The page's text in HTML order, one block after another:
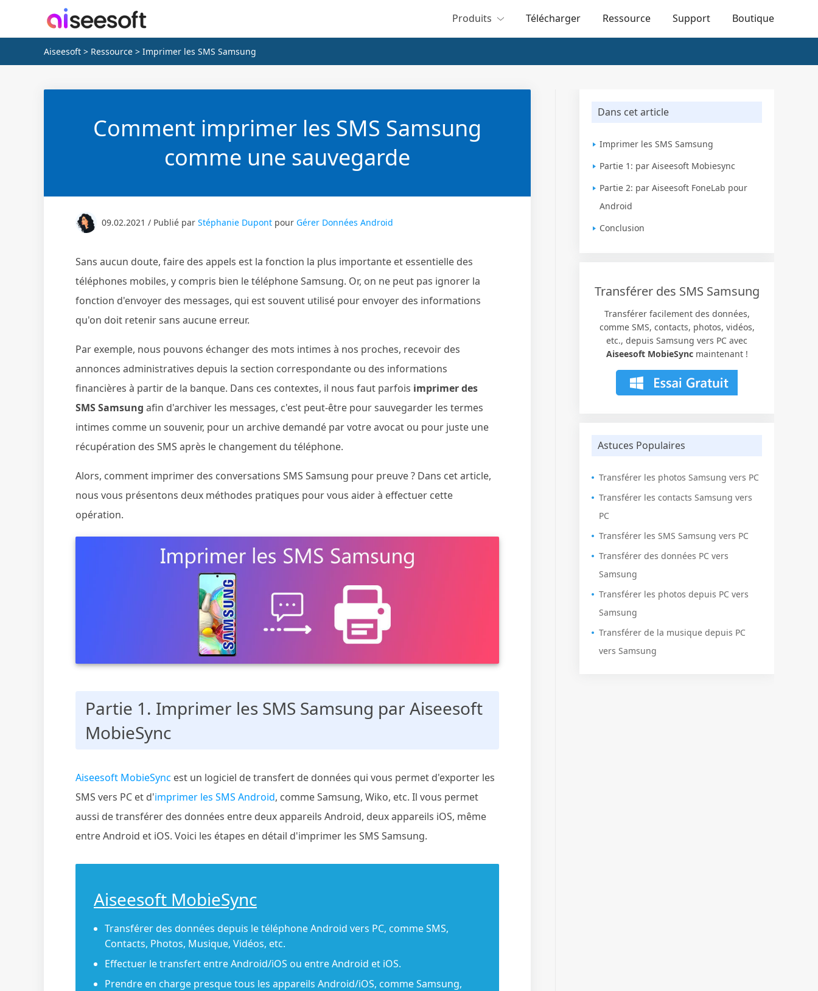
Produits Télécharger Ressource Support Boutique
Aiseesoft > Ressource > Imprimer les SMS Samsung
Dans cet article
Imprimer les SMS Samsung
Partie 1: par Aiseesoft Mobiesync
Partie 2: par Aiseesoft FoneLab pour
Android
Conclusion
Transférer des SMS Samsung
Transférer facilement des données,
comme SMS, contacts, photos, vidéos,
etc., depuis Samsung vers PC avec
Aiseesoft MobieSyncmaintenant !
Astuces Populaires
Transférer les photos Samsung vers PC
Transférer les contacts Samsung vers
PC
Transférer les SMS Samsung vers PC
Transférer des données PC vers
Samsung
Transférer les photos depuis PC vers
Samsung
Transférer de la musique depuis PC
vers Samsung
Comment imprimer les SMS Samsung
comme une sauvegarde
09.02.2021 / Publié par Stéphanie Dupont pour Gérer Données Android
Sans aucun doute, faire des appels est la fonction la plus importante et essentielle des
téléphones mobiles, y compris bien le téléphone Samsung. Or, on ne peut pas ignorer la
fonction d'envoyer des messages, qui est souvent utilisé pour envoyer des informations
qu'on doit retenir sans aucune erreur.
Par exemple, nous pouvons échanger des mots intimes à nos proches, recevoir des
annonces administratives depuis la section correspondante ou des informations
financières à partir de la banque. Dans ces contextes, il nous faut parfois imprimer des
SMS Samsung afin d'archiver les messages, c'est peut-être pour sauvegarder les termes
intimes comme un souvenir, pour un archive demandé par votre avocat ou pour juste une
récupération des SMS après le changement du téléphone.
Alors, comment imprimer des conversations SMS Samsung pour preuve ? Dans cet article,
nous vous présentons deux méthodes pratiques pour vous aider à effectuer cette
opération.
Partie 1. Imprimer les SMS Samsung par Aiseesoft
MobieSync
Aiseesoft MobieSync est un logiciel de transfert de données qui vous permet d'exporter les
SMS vers PC et d'imprimer les SMS Android, comme Samsung, Wiko, etc. Il vous permet
aussi de transférer des données entre deux appareils Android, deux appareils iOS, même
entre Android et iOS. Voici les étapes en détail d'imprimer les SMS Samsung.
Aiseesoft MobieSync
Transférer des données depuis le téléphone Android vers PC, comme SMS,
Contacts, Photos, Musique, Vidéos, etc.
Effectuer le transfert entre Android/iOS ou entre Android et iOS.
Prendre en charge presque tous les appareils Android/iOS, comme Samsung,